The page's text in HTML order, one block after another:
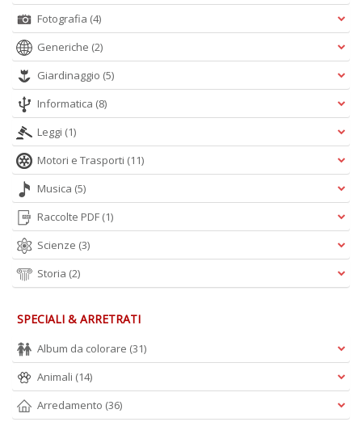
Fotografia (4)
Generiche (2)
Giardinaggio (5)
Informatica (8)
Leggi (1)
Motori e Trasporti (11)
Musica (5)
Raccolte PDF (1)
Scienze (3)
Storia (2)
SPECIALI & ARRETRATI
Album da colorare (31)
Animali (14)
Arredamento (36)